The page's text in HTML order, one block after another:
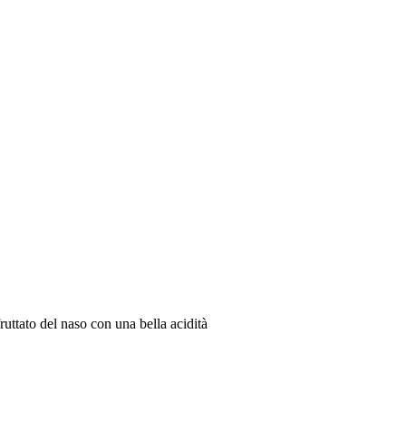
del naso con una bella acidità